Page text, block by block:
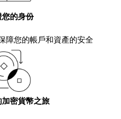
您的身份
障您的帳戶和資產的安全
加密貨幣之旅